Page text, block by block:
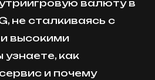
валюту в
не сталкиваясь с
высокими
как
и почему